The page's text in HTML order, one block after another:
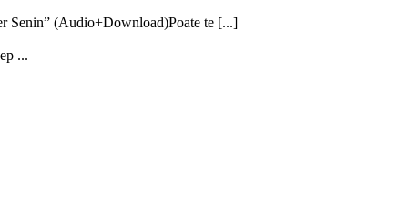
Senin” (Audio+Download)Poate te [...]
...